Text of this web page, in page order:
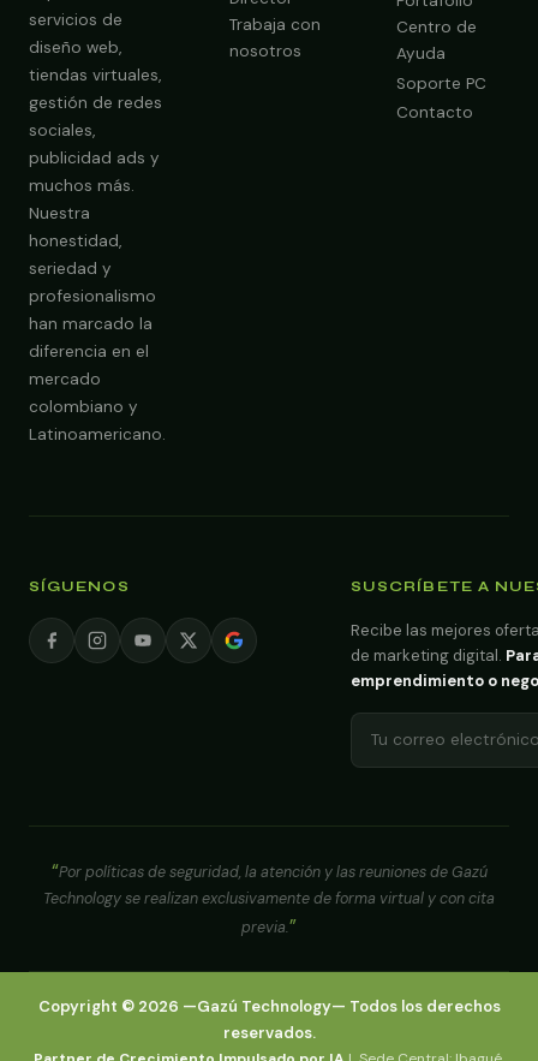
servicios de
diseño web,
tiendas virtuales,
gestión de redes
sociales,
publicidad ads y
muchos más.
Nuestra
honestidad,
seriedad y
profesionalismo
han marcado la
diferencia en el
mercado
colombiano y
Latinoamericano.
Trabaja con
nosotros
Centro de
Ayuda
Soporte PC
Contacto
SÍGUENOS SUSCRÍBETE A
Recibe las mejores
de marketing digital.
emprendimiento o
Por políticas de seguridad, la atención y las reuniones de Gazú
Technology se realizan exclusivamente de forma virtual y con cita
previa.
Copyright © 2026 —Gazú Technology— Todos los derechos
reservados.